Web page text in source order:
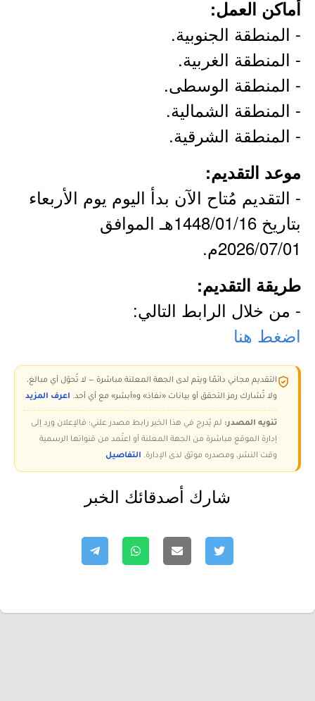
أماكن العمل:
- المنطقة الجنوبية.
- المنطقة الغربية.
- المنطقة الوسطى.
- المنطقة الشمالية.
- المنطقة الشرقية.
موعد التقديم:
- التقديم مُتاح الآن بدأ اليوم يوم الأربعاء
بتاريخ 1448/01/16هـ الموافق
2026/07/01م.
طريقة التقديم:
- من خلال الرابط التالي:
اضغط هنا
التقديم مجاني دائمًا ويتم لدى الجهة المعلنة مباشرة — لا تُحوّل أي مبالغ،
ولا تُشارك رمز التحقق أو بيانات «نفاذ» و«أبشر» مع أي أحد. اعرف المزيد
تنويه المصدر: لم يُدرج في هذا الخبر رابط مصدر علني؛ فالإعلان ورد إلى
إدارة الموقع مباشرة من الجهة المعلنة أو اعتُمد من قنواتها الرسمية
وقت النشر، ومصدره موثق لدى الإدارة. التفاصيل
شارك أصدقائك الخبر